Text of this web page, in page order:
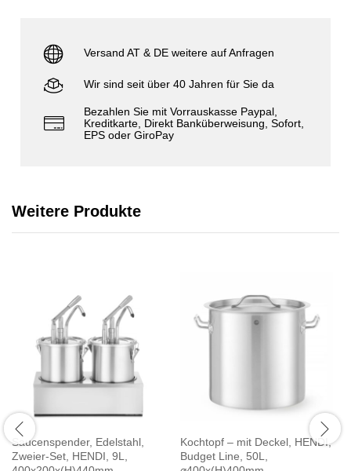
Versand AT & DE weitere auf Anfragen
Wir sind seit über 40 Jahren für Sie da
Bezahlen Sie mit Vorrauskasse Paypal,
Kreditkarte, Direkt Banküberweisung, Sofort,
EPS oder GiroPay
Weitere Produkte
Saucenspender, Edelstahl,
Zweier-Set, HENDI, 9L,
Kochtopf – mit Deckel, HENDI,
Budget Line, 50L,